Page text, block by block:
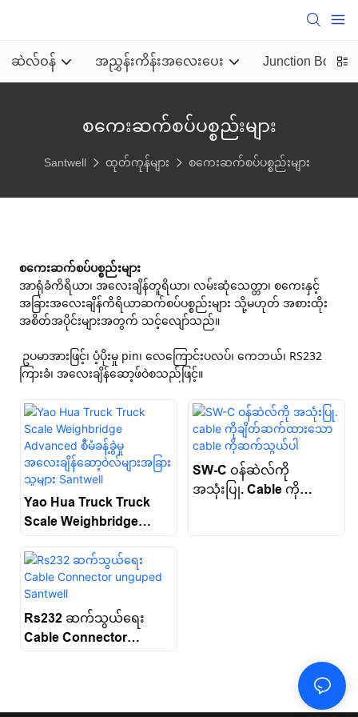
ဆဲလ်ဝန် အညွှန်းကိန်းအလေးပေး Junction Box
စကေးဆက်စပ်ပစ္စည်းများ
Santwell ထုတ်ကုန်များ စကေးဆက်စပ်ပစ္စည်းများ
အာရုံခံကိရိယာ၊ အလေးချိန်တူရိယာ၊ လမ်းဆုံသေတ္တာ၊ စကေးနှင့်
အခြားအလေးချိန်ကိရိယာဆက်စပ်ပစ္စည်းများ သို့မဟုတ် အစားထိုး
အစိတ်အပိုင်းများအတွက် သင့်လျော်သည်။
ကြားခံ၊ အလေးချိန်ဆော့ဖ်ဝဲစသည်ဖြင့်။
Yao Hua Truck Truck
Scale Weighbridge
Advanced စီမံခန့်ခွဲမှု
အလေးချိန်ဆော့ဝဲလ်များ
အခြားသူများ Santwell
SW-C ဝန်ဆဲလ်ကို
အသုံးပြု. Cable ကို
Rs232 ဆက်သွယ်ရေး
Cable Connector